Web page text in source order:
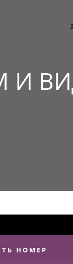
И
НОМЕР